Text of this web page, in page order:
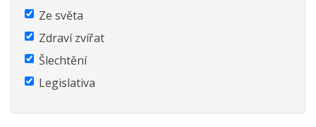
Ze světa
Zdraví zvířat
Šlechtění
Legislativa